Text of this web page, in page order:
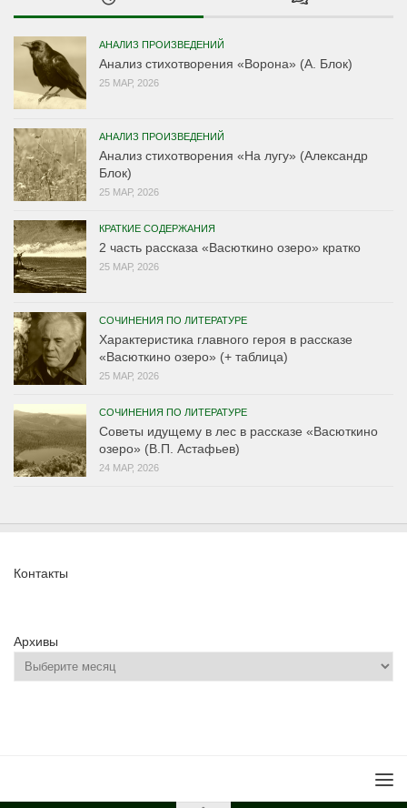
АНАЛИЗ ПРОИЗВЕДЕНИЙ
Анализ стихотворения «Ворона» (А. Блок)
25 МАР, 2026
АНАЛИЗ ПРОИЗВЕДЕНИЙ
Анализ стихотворения «На лугу» (Александр
Блок)
25 МАР, 2026
КРАТКИЕ СОДЕРЖАНИЯ
2 часть рассказа «Васюткино озеро» кратко
25 МАР, 2026
СОЧИНЕНИЯ ПО ЛИТЕРАТУРЕ
Характеристика главного героя в рассказе
«Васюткино озеро» (+ таблица)
25 МАР, 2026
СОЧИНЕНИЯ ПО ЛИТЕРАТУРЕ
Советы идущему в лес в рассказе «Васюткино
озеро» (В.П. Астафьев)
24 МАР, 2026
Контакты
Архивы